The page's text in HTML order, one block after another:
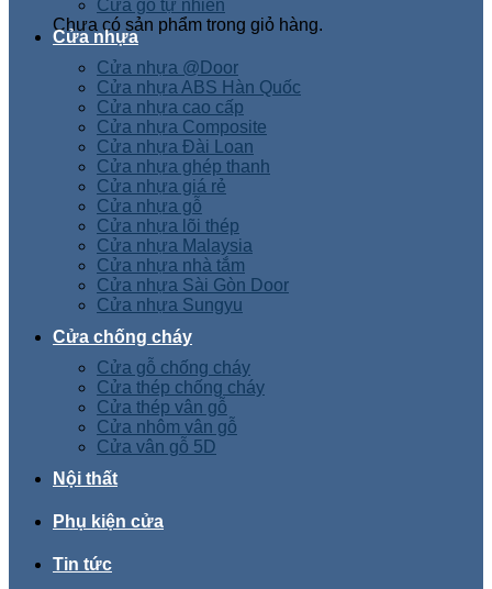
Chưa có sản phẩm trong giỏ hàng.
Cửa gỗ tự nhiên
Cửa nhựa
Cửa nhựa @Door
Cửa nhựa ABS Hàn Quốc
Cửa nhựa cao cấp
Cửa nhựa Composite
Cửa nhựa Đài Loan
Cửa nhựa ghép thanh
Cửa nhựa giá rẻ
Cửa nhựa gỗ
Cửa nhựa lõi thép
Cửa nhựa Malaysia
Cửa nhựa nhà tắm
Cửa nhựa Sài Gòn Door
Cửa nhựa Sungyu
Cửa chống cháy
Cửa gỗ chống cháy
Cửa thép chống cháy
Cửa thép vân gỗ
Cửa nhôm vân gỗ
Cửa vân gỗ 5D
Nội thất
Phụ kiện cửa
Tin tức